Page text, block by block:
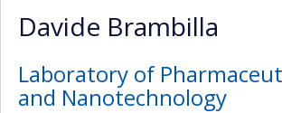
Davide Brambilla
Laboratory of
and Nanotechnology